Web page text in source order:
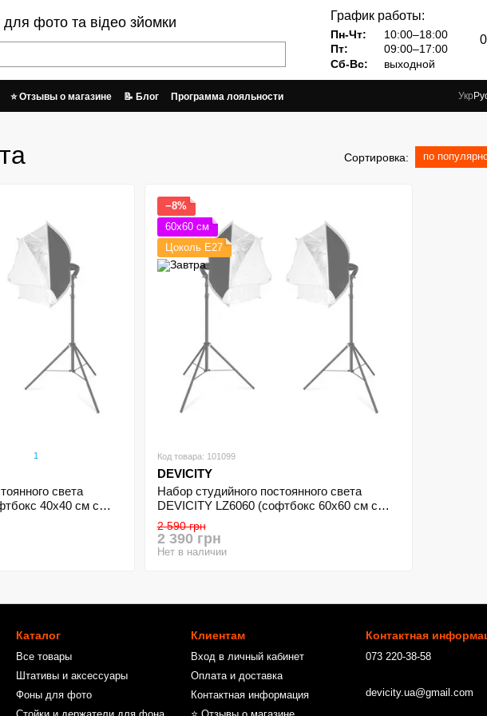
для фото та відео зйомки График работы:
Пн-Чт:
10:00–18:00
Пт:
09:00–17:00
Сб-Вс:
выходной
⭐ Отзывы о магазине 📝 Блог
Программа лояльности
Пользовательское соглашение График работы и отправки заказов
Укр
Сортировка: по
1
света
40х40 см с
E27) -
−8%
60х60 см
Цоколь Е27
Код товара: 101099
DEVICITY
Набор студийного постоянного света
DEVICITY LZ6060 (софтбокс 60х60 см с
встроеной стойкой и цоколем E27) -
комплект 2 шт без ламп
2 590 грн
2 390 грн
Нет в наличии
Каталог
Все товары
Штативы и аксессуары
Фоны для фото
Клиентам
Вход в личный кабинет
Оплата и доставка
Контактная информация
Контактная
073 220-38-58
devicity.ua@gmail.com